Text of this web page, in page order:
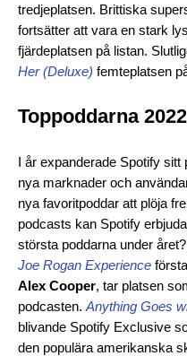
tredjeplatsen. Brittiska
fortsätter att vara en stark
fjärdeplatsen på listan.
Her (Deluxe) femteplatsen
Toppoddarna 2022
I år expanderade Spotify sitt
nya marknader och
nya favoritpoddar att plöja
podcasts kan Spotify
största poddarna under
Joe Rogan Experience
Alex Cooper, tar platsen
podcasten. Anything Goes
blivande Spotify Exclusive
den populära amerikanska